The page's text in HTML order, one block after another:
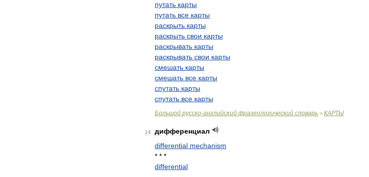
путать карты
путать все карты
раскрыть карты
раскрыть свои карты
раскрывать карты
раскрывать свои карты
смешать карты
смешать все карты
спутать карты
спутать все карты
Большой русско-английский фразеологический словарь > КАРТЫ
14
дифференциал
differential mechanism
* * *
differential